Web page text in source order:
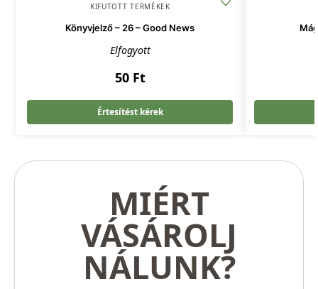
KIFUTOTT TERMÉKEK
Könyvjelző – 26 – Good News
Elfogyott
50 Ft
Értesítést kérek
MIÉRT
VÁSÁROLJ
NÁLUNK?